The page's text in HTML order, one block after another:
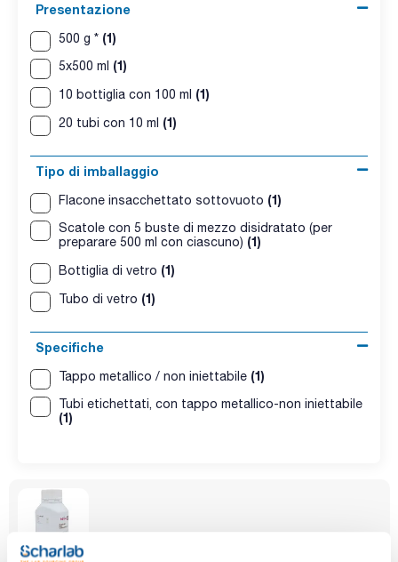
Presentazione
500 g * (1)
5x500 ml (1)
10 bottiglia con 100 ml (1)
20 tubi con 10 ml (1)
Tipo di imballaggio
Flacone insacchettato sottovuoto (1)
Scatole con 5 buste di mezzo disidratato (per
preparare 500 ml con ciascuno) (1)
Bottiglia di vetro (1)
Tubo di vetro (1)
Specifiche
Tappo metallico / non iniettabile (1)
Tubi etichettati, con tappo metallico-non iniettabile
(1)